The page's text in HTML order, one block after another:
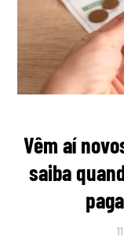
Vêm aí
saiba